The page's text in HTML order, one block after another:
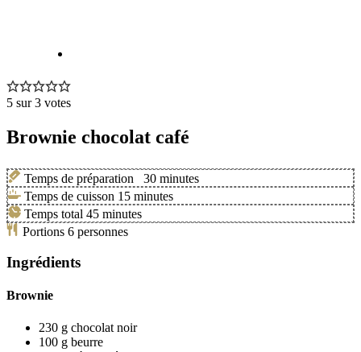
5 sur3 votes
Brownie chocolat café
Temps de préparation 30 minutes
Temps de cuisson 15 minutes
Temps total 45 minutes
Portions 6 personnes
Ingrédients
Brownie
230 g chocolat noir
100 g beurre